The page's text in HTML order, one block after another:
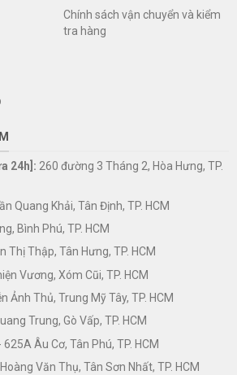
Chính sách vận chuyển và kiểm
tra hàng
24h]: 260 đường 3 Tháng 2, Hòa Hưng, TP.
Quang Khải, Tân Định, TP. HCM
Bình Phú, TP. HCM
Thị Thập, Tân Hưng, TP. HCM
Vương, Xóm Cũi, TP. HCM
Ảnh Thủ, Trung Mỹ Tây, TP. HCM
Trung, Gò Vấp, TP. HCM
625A Âu Cơ, Tân Phú, TP. HCM
Văn Thụ, Tân Sơn Nhất, TP. HCM